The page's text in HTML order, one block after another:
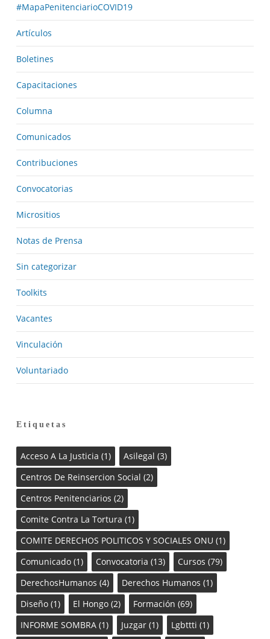
#MapaPenitenciarioCOVID19
Artículos
Boletines
Capacitaciones
Columna
Comunicados
Contribuciones
Convocatorias
Micrositios
Notas de Prensa
Sin categorizar
Toolkits
Vacantes
Vinculación
Voluntariado
Etiquetas
Acceso A La Justicia (1) Asilegal (3)
Centros De Reinsercion Social (2)
Centros Penitenciarios (2)
Comite Contra La Tortura (1)
COMITE DERECHOS POLITICOS Y SOCIALES ONU (1)
Comunicado(1) Convocatoria (13) Cursos (79)
DerechosHumanos (4) Derechos Humanos (1)
Diseño(1) El Hongo(2) Formación (69)
INFORME SOMBRA(1) Juzgar(1) Lgbttti (1)